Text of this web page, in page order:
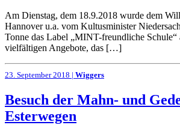
Am Dienstag, dem 18.9.2018 wurde dem
Hannover u.a. vom Kultusminister
Tonne das Label „MINT-freundliche Schule“
vielfältigen Angebote, das […]
23. September 2018 | Wiggers
Besuch der Mahn- und
Esterwegen